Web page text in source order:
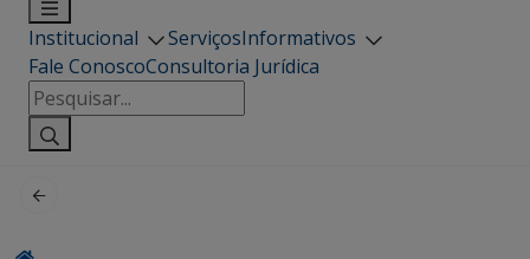
Institucional ServiçosInformativos
Fale ConoscoConsultoria Jurídica
Pesquisar
por: